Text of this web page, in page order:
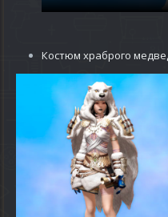
Костюм храброго